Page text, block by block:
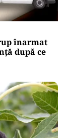
înarmat
după ce